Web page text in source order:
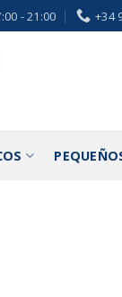
- 21:00 +34